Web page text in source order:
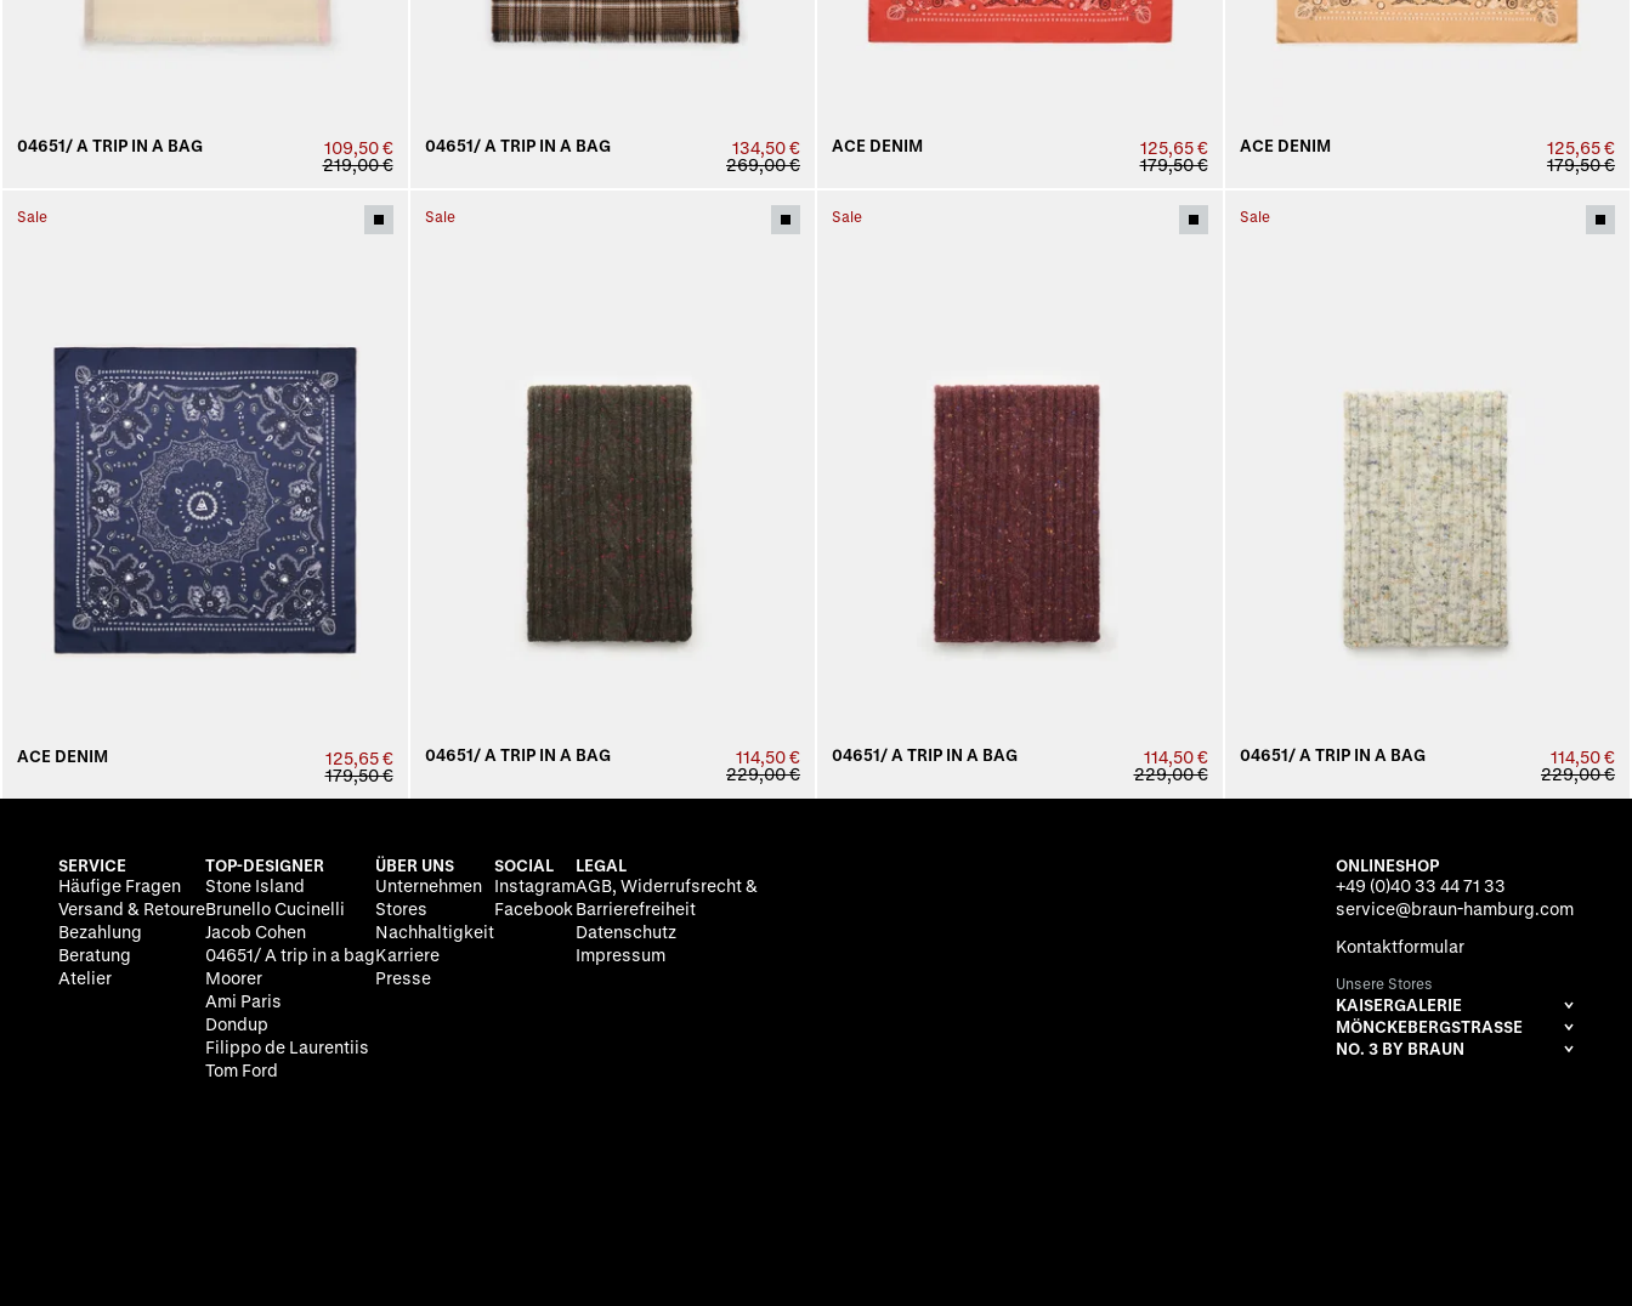
04651/ A TRIP IN A BAG
109,50 €
219,00 €
04651/ A TRIP IN A BAG
134,50 €
269,00 €
ACE DENIM
125,65 €
179,50 €
ACE DENIM
125,65 €
179,50 €
Sale
ACE DENIM
125,65 €
179,50 €
Sale
04651/ A TRIP IN A BAG
114,50 €
229,00 €
Sale
04651/ A TRIP IN A BAG
114,50 €
229,00 €
Sale
04651/ A TRIP IN A BAG
114,50 €
229,00 €
SERVICE
Häufige Fragen
Versand & Retoure
Bezahlung
Beratung
Atelier
TOP-DESIGNER
Stone Island
Brunello Cucinelli
Jacob Cohen
04651/ A trip in a bag
Moorer
Ami Paris
Dondup
Filippo de Laurentiis
Tom Ford
ÜBER UNS
Unternehmen
Stores
Nachhaltigkeit
Karriere
Presse
SOCIAL
Instagram
Facebook
LEGAL
AGB, Widerrufsrecht &
Barrierefreiheit
Datenschutz
Impressum
ONLINESHOP
+49 (0)40 33 44 71 33
service@braun-hamburg.com
Kontaktformular
Unsere Stores
KAISERGALERIE
MÖNCKEBERGSTRASSE
NO. 3 BY BRAUN